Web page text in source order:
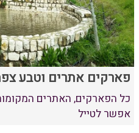
פארקים אתרים וטבע
כל הפארקים, האתרים
אפשר לטייל